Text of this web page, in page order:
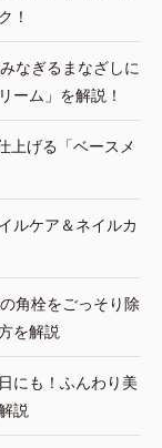
！
なぎるまなざしに
ーム」を解説！
上げる「ベースメ
ルケア＆ネイルカ
角栓をごっそり除
を解説
にも！ふんわり美
説